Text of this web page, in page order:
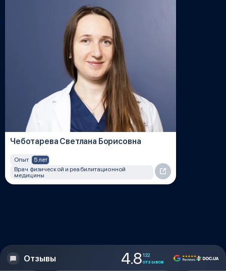
Чеботарева Светлана Борисовна
Опыт
5 лет
Врач физической и реабилитационной
медицины
Отзывы 4.8132
отзывов